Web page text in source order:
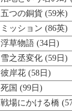
五つの銅貨 (59米)
ミッション (86英)
浮草物語 (34日)
雪之丞変化 (59日)
彼岸花 (58日)
死国 (99日)
戦場にかける橋